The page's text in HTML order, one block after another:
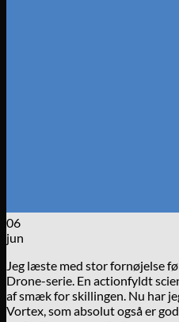
06
jun
Jeg læste med stor fornøjelse
Drone-serie. En actionfyldt
af smæk for skillingen. Nu har
Vortex, som absolut også er